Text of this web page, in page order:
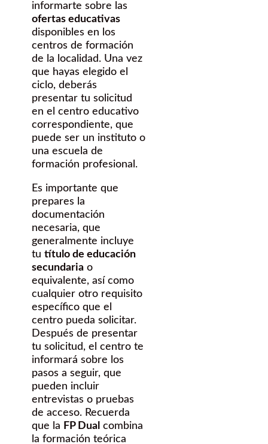
informarte sobre las
ofertas educativas
disponibles en los
centros de formación
de la localidad. Una vez
que hayas elegido el
ciclo, deberás
presentar tu solicitud
en el centro educativo
correspondiente, que
puede ser un instituto o
una escuela de
formación profesional.
Es importante que
prepares la
documentación
necesaria, que
generalmente incluye
tu título de educación
secundaria o
equivalente, así como
cualquier otro requisito
específico que el
centro pueda solicitar.
Después de presentar
tu solicitud, el centro te
informará sobre los
pasos a seguir, que
pueden incluir
entrevistas o pruebas
de acceso. Recuerda
que la FP Dual combina
la formación teórica